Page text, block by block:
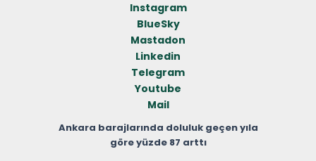
Instagram
BlueSky
Mastadon
Linkedin
Telegram
Youtube
Mail
Ankara barajlarında doluluk geçen yıla
göre yüzde 87 arttı